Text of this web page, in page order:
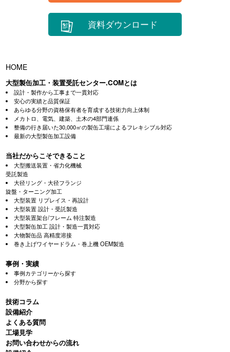
資料ダウンロード
HOME
大型製缶加工・装置受託センター.COMとは
設計・製作から工事まで一貫対応
安心の実績と品質保証
あらゆる分野の資格保有者を育成する技術力向上体制
メカトロ、電気、建築、土木の4部門連係
整備の行き届いた30,000㎡の製缶工場によるフレキシブル対応
最新の大型製缶加工設備
当社だからこそできること
大型搬送装置・省力化機械
受託製造
大径リング・大径フランジ
旋盤・ターニング加工
大型装置 リプレイス・再設計
大型装置 設計・受託製造
大型装置架台/フレーム 特注製造
大型製缶加工 設計・製造一貫対応
大物製缶品 高精度溶接
巻き上げワイヤードラム・巻上機 OEM製造
事例・実績
事例カテゴリーから探す
分野から探す
技術コラム
設備紹介
よくある質問
⼯場⾒学
お問い合わせからの流れ